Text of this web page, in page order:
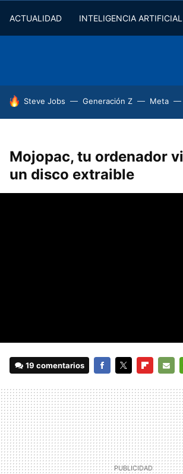
ACTUALIDAD INTELIGENCIA ARTIFICIAL
HOY SE HABLA DE
Steve Jobs Generación Z Meta
Mojopac, tu ordenador
un disco extraible
19 comentarios
MAIL